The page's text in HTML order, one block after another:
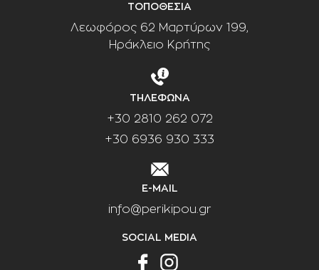
ΤΟΠΟΘΕΣΙΑ
Λεωφόρος 62 Μαρτύρων 199,
Ηράκλειο Κρήτης
ΤΗΛΕΦΩΝΑ
+30 2810 262 072
+30 6936 930 333
E-MAIL
info@perikipou.gr
SOCIAL MEDIA